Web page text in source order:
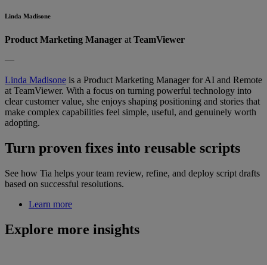
Linda Madisone
Product Marketing Manager atTeamViewer
—
Linda Madisone is a Product Marketing Manager for AI and Remote
at TeamViewer. With a focus on turning powerful technology into
clear customer value, she enjoys shaping positioning and stories that
make complex capabilities feel simple, useful, and genuinely worth
adopting.
Turn proven fixes into reusable scripts
See how Tia helps your team review, refine, and deploy script drafts
based on successful resolutions.
Learn more
Explore more insights